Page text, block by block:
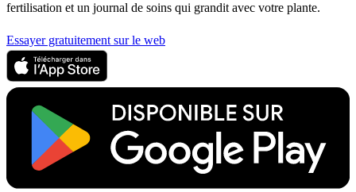
fertilisation et un journal de soins qui grandit avec votre plante.
Essayer gratuitement sur le web